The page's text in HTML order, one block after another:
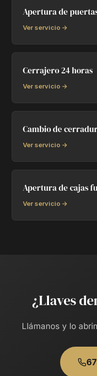
Apertura de
Ver servicio →
Cerrajero 24 horas
Ver servicio →
Cambio de
Ver servicio →
Apertura de cajas
Ver servicio →
¿Llaves
Llámanos y lo